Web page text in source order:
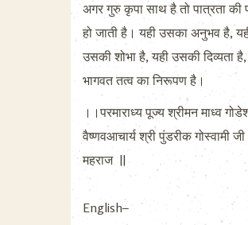
अगर गुरु कृपा साथ है तो पात्रता की
हो जाती है। यही उसका अनुभव है,
उसकी शोभा है, यही उसकी दिव्यता
भागवत तत्व का निरूपण है।
।।परमाराध्य पूज्य श्रीमन माध्व
वैष्णवआचार्य श्री पुंडरीक गोस्वामी जी
महराज ||
English–